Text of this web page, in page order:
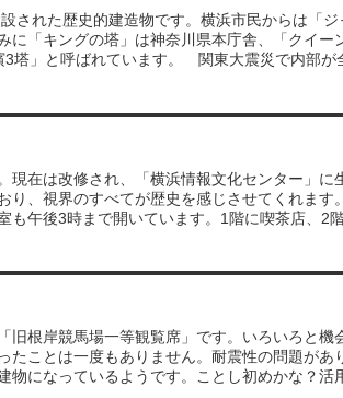
された歴史的建造物です。横浜市民からは「ジ
に「キングの塔」は神奈川県本庁舎、「クイー
3塔」と呼ばれています。 関東大震災で内部が
を損なわない改修方法を検討し、度々修復が施
活用されており、各種の催事・会合などの利
政施設ですので自由に出入りできませんが、ジ
大正建築に触れられる貴重な場所です。
現在は改修され、「横浜情報文化センター」に
り、視界のすべてが歴史を感じさせてくれます
も午後3時まで開いています。1階に喫茶店、2階
旧根岸競馬場一等観覧席」です。いろいろと機
たことは一度もありません。耐震性の問題があ
物になっているようです。ことし初めかな？活